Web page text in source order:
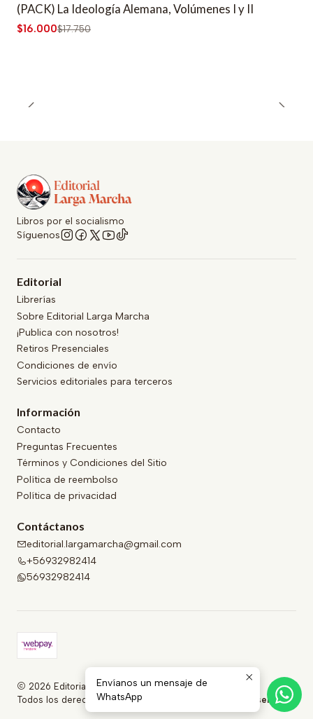
(PACK) La Ideología Alemana, Volúmenes I y II
$16.000$17.750
Libros por el socialismo
Síguenos
Editorial
Librerías
Sobre Editorial Larga Marcha
¡Publica con nosotros!
Retiros Presenciales
Condiciones de envío
Servicios editoriales para terceros
Información
Contacto
Preguntas Frecuentes
Términos y Condiciones del Sitio
Política de reembolso
Política de privacidad
Contáctanos
editorial.largamarcha@gmail.com
+56932982414
56932982414
2026 Editorial Larga Marcha .
Todos los derechos reservados.
Desarrollado por Jumpseller.
Envíanos un mensaje de
WhatsApp